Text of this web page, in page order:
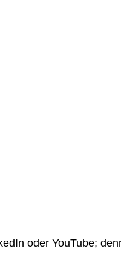
oder YouTube;